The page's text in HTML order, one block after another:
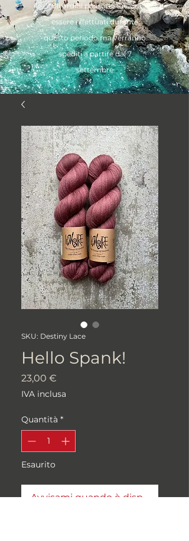
*Gli ordini possono ancora
essere effettuati durante
questo periodo ma verranno
spediti a partire dal 7
settembre
SKU: Destiny Lace
Hello Spank!
23,00 €
IVA inclusa
Quantità *
Esaurito
Avvisami quando è disponibile